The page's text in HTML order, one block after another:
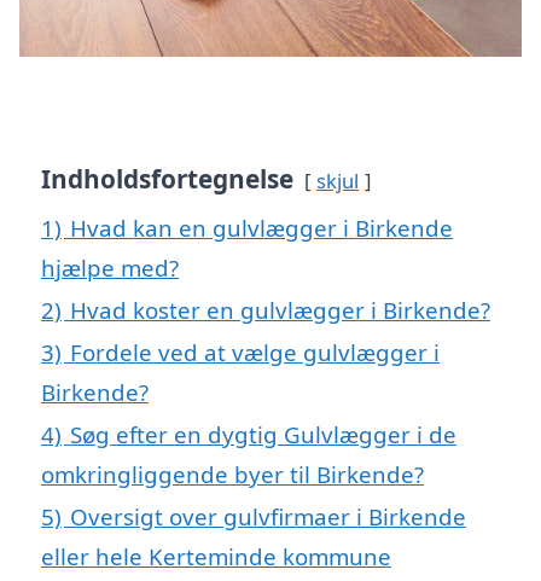
Indholdsfortegnelse skjul
1) Hvad kan en gulvlægger i Birkende
hjælpe med?
2) Hvad koster en gulvlægger i Birkende?
3) Fordele ved at vælge gulvlægger i
Birkende?
4) Søg efter en dygtig Gulvlægger i de
omkringliggende byer til Birkende?
5) Oversigt over gulvfirmaer i Birkende
eller hele Kerteminde kommune